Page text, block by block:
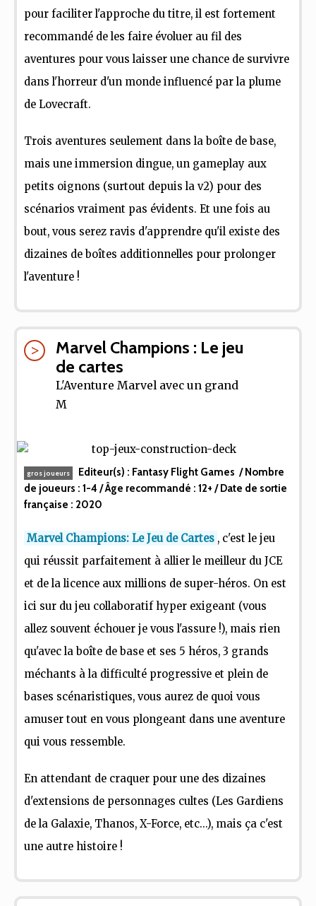
pour faciliter l'approche du titre, il est fortement
recommandé de les faire évoluer au fil des
aventures pour vous laisser une chance de survivre
dans l'horreur d'un monde influencé par la plume
de Lovecraft.
Trois aventures seulement dans la boîte de base,
mais une immersion dingue, un gameplay aux
petits oignons (surtout depuis la v2) pour des
scénarios vraiment pas évidents. Et une fois au
bout, vous serez ravis d'apprendre qu'il existe des
dizaines de boîtes additionnelles pour prolonger
l'aventure !
Marvel Champions : Le jeu
de cartes
L'Aventure Marvel avec un grand
M
gros joueurs Editeur(s) : Fantasy Flight Games / Nombre
de joueurs : 1-4 / Âge recommandé : 12+ / Date de sortie
française : 2020
Marvel Champions: Le Jeu de Cartes , c'est le jeu
qui réussit parfaitement à allier le meilleur du JCE
et de la licence aux millions de super-héros. On est
ici sur du jeu collaboratif hyper exigeant (vous
allez souvent échouer je vous l'assure !), mais rien
qu'avec la boîte de base et ses 5 héros, 3 grands
méchants à la difficulté progressive et plein de
bases scénaristiques, vous aurez de quoi vous
amuser tout en vous plongeant dans une aventure
qui vous ressemble.
En attendant de craquer pour une des dizaines
d'extensions de personnages cultes (Les Gardiens
de la Galaxie, Thanos, X-Force, etc...), mais ça c'est
une autre histoire !